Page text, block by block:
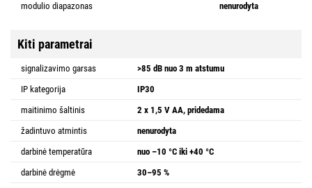
modulio diapazonas
nenurodyta
Kiti parametrai
signalizavimo garsas
>85 dB nuo 3 m atstumu
IP kategorija
IP30
maitinimo šaltinis
2 x 1,5 V AA, pridedama
žadintuvo atmintis
nenurodyta
darbinė temperatūra
nuo –10 °C iki +40 °C
darbinė drėgmė
30–95 %